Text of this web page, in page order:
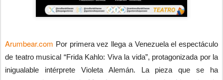
Arumbear.com Por primera vez llega a Venezuela el espectáculo
de teatro musical “Frida Kahlo: Viva la vida”, protagonizada por la
inigualable intérprete Violeta Alemán. La pieza que se ha